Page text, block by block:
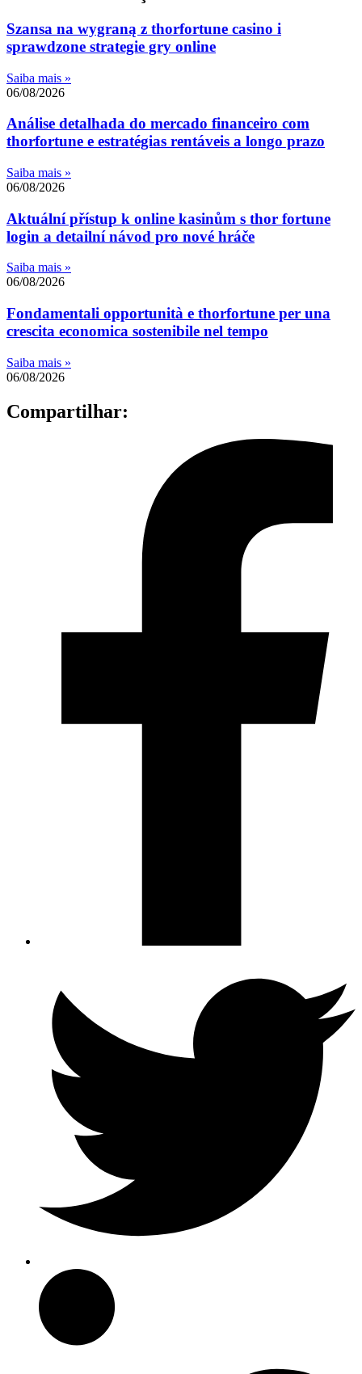
Szansa na wygraną z thorfortune casino i
sprawdzone strategie gry online
Saiba mais »
06/08/2026
Análise detalhada do mercado financeiro com
thorfortune e estratégias rentáveis a longo prazo
Saiba mais »
06/08/2026
Aktuální přístup k online kasinům s thor fortune
login a detailní návod pro nové hráče
Saiba mais »
06/08/2026
Fondamentali opportunità e thorfortune per una
crescita economica sostenibile nel tempo
Saiba mais »
06/08/2026
Compartilhar: